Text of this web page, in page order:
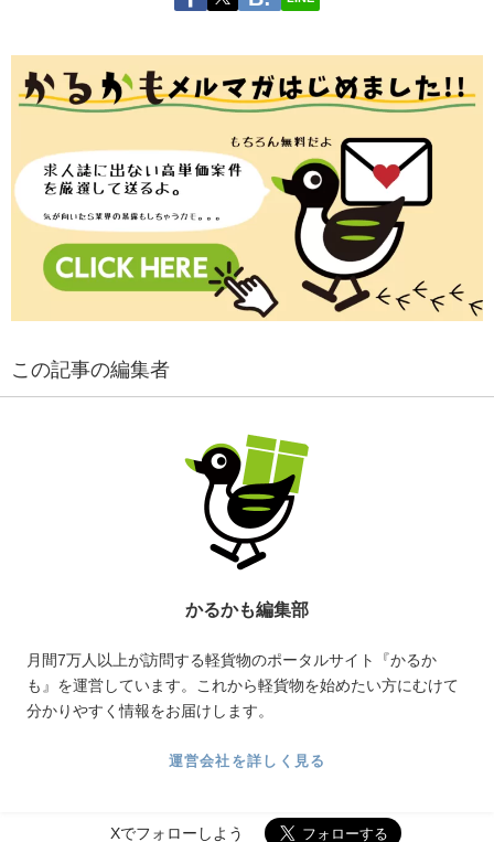
この記事の編集者
かるかも編集部
月間7万人以上が訪問する軽貨物のポータルサイト『かるか
も』を運営しています。これから軽貨物を始めたい方にむけて
分かりやすく情報をお届けします。
運営会社を詳しく見る
Xでフォローしよう